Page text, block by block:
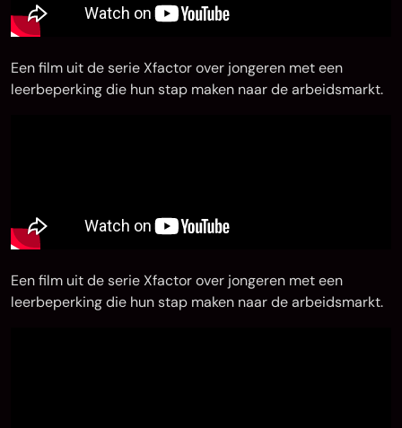
Een film uit de serie Xfactor over jongeren met een
leerbeperking die hun stap maken naar de arbeidsmarkt.
Een film uit de serie Xfactor over jongeren met een
leerbeperking die hun stap maken naar de arbeidsmarkt.